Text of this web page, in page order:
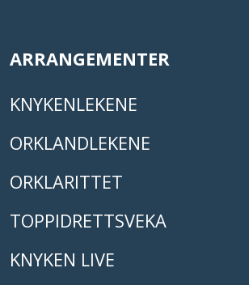
ARRANGEMENTER
KNYKENLEKENE
ORKLANDLEKENE
ORKLARITTET
TOPPIDRETTSVEKA
KNYKEN LIVE